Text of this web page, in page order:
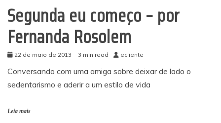
Segunda eu começo – por
Fernanda Rosolem
22 de maio de 2013 3 min read ecliente
Conversando com uma amiga sobre deixar de lado o
sedentarismo e aderir a um estilo de vida
Leia mais